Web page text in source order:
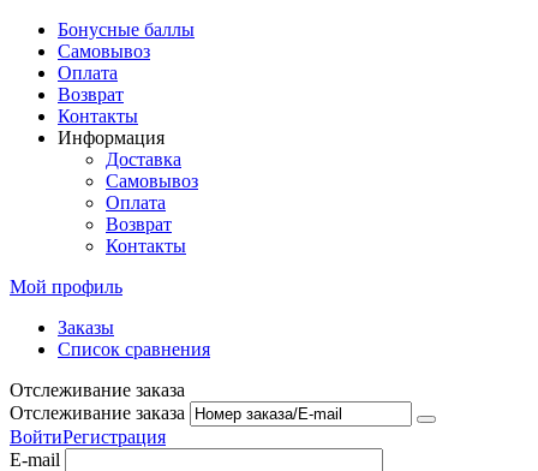
Бонусные баллы
Самовывоз
Оплата
Возврат
Контакты
Информация
Доставка
Самовывоз
Оплата
Возврат
Контакты
Мой профиль
Заказы
Список сравнения
Отслеживание заказа
Отслеживание заказа
ВойтиРегистрация
E-mail